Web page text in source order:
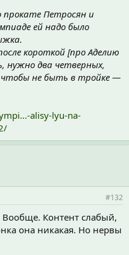
прокате Петросян и
ей надо было
короткой [про Аделию
нужно два четверных,
не быть в тройке —
alisy-lyu-na-
#132
Контент слабый,
она никакая. Но нервы